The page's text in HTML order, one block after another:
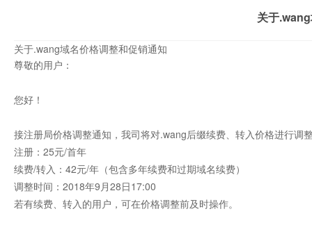
关于
关于.wang域名价格调整和促销通知
尊敬的用户：
您好！
接注册局价格调整通知，我司将对.wang后缀续费、转入价格进行调
注册：25元/首年
续费/转入：42元/年（包含多年续费和过期域名续费）
调整时间：2018年9月28日17:00
若有续费、转入的用户，可在价格调整前及时操作。